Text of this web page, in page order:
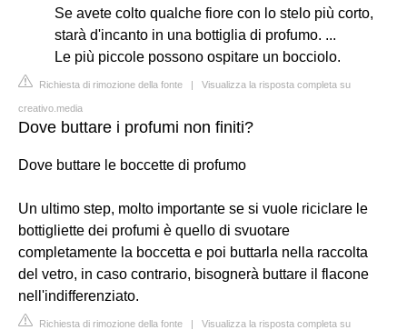
Se avete colto qualche fiore con lo stelo più corto,
starà d'incanto in una bottiglia di profumo. ...
Le più piccole possono ospitare un bocciolo.
Richiesta di rimozione della fonte | Visualizza la risposta completa su
creativo.media
Dove buttare i profumi non finiti?
Dove buttare le boccette di profumo
Un ultimo step, molto importante se si vuole riciclare le
bottigliette dei profumi è quello di svuotare
completamente la boccetta e poi buttarla nella raccolta
del vetro, in caso contrario, bisognerà buttare il flacone
nell'indifferenziato.
Richiesta di rimozione della fonte | Visualizza la risposta completa su